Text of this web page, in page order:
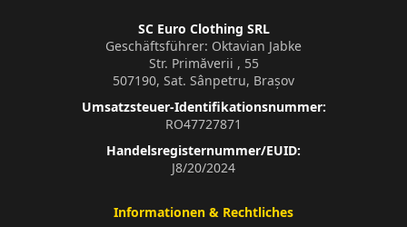
SC Euro Clothing SRL
Geschäftsführer: Oktavian Jabke
Str. Primăverii , 55
507190, Sat. Sânpetru, Brașov
Umsatzsteuer-Identifikationsnummer:
RO47727871
Handelsregisternummer/EUID:
J8/20/2024
Informationen & Rechtliches